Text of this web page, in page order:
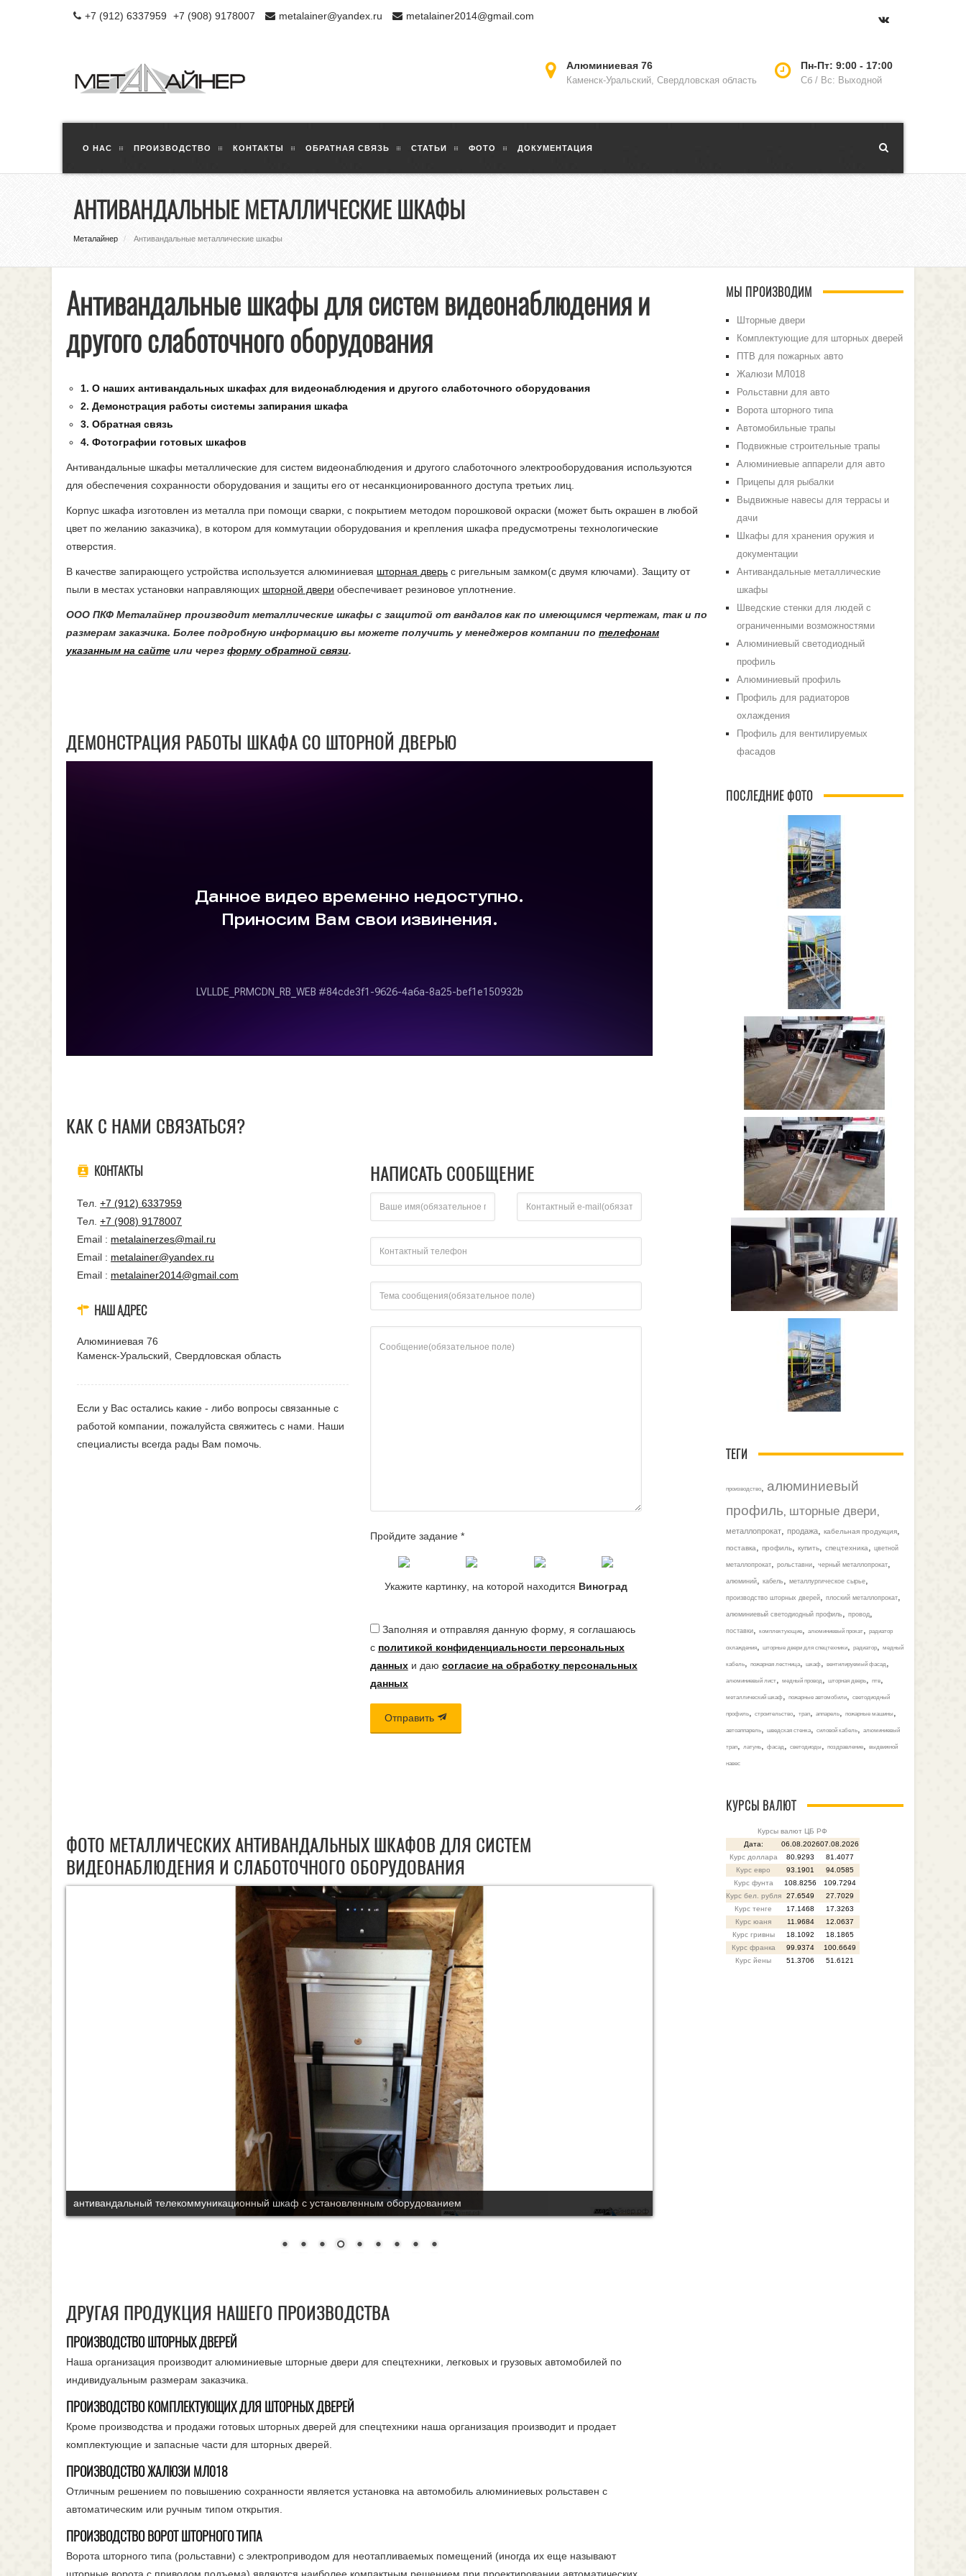
+7 (912) 6337959 +7 (908) 9178007 metalainer@yandex.ru metalainer2014@gmail.com
Пн-Пт: 9:00 - 17:00
Сб / Вс: Выходной
Алюминиевая 76
Каменск-Уральский, Свердловская область
О НАС ПРОИЗВОДСТВО КОНТАКТЫ ОБРАТНАЯ СВЯЗЬ СТАТЬИ ФОТО ДОКУМЕНТАЦИЯ
АНТИВАНДАЛЬНЫЕ МЕТАЛЛИЧЕСКИЕ ШКАФЫ
Металайнер Антивандальные металлические шкафы
Антивандальные шкафы для систем видеонаблюдения и
другого слаботочного оборудования
1. О наших антивандальных шкафах для видеонаблюдения и другого слаботочного оборудования
2. Демонстрация работы системы запирания шкафа
3. Обратная связь
4. Фотографии готовых шкафов
Антивандальные шкафы металлические для систем видеонаблюдения и другого слаботочного электрооборудования используются
для обеспечения сохранности оборудования и защиты его от несанкционированного доступа третьих лиц.
Корпус шкафа изготовлен из металла при помощи сварки, с покрытием методом порошковой окраски (может быть окрашен в любой
цвет по желанию заказчика), в котором для коммутации оборудования и крепления шкафа предусмотрены технологические
отверстия.
В качестве запирающего устройства используется алюминиевая шторная дверь с ригельным замком(с двумя ключами). Защиту от
пыли в местах установки направляющих шторной двери обеспечивает резиновое уплотнение.
ООО ПКФ Металайнер производит металлические шкафы с защитой от вандалов как по имеющимся чертежам, так и по
размерам заказчика. Более подробную информацию вы можете получить у менеджеров компании по телефонам
указанным на сайте или через форму обратной связи.
ДЕМОНСТРАЦИЯ РАБОТЫ ШКАФА СО ШТОРНОЙ ДВЕРЬЮ
КАК С НАМИ СВЯЗАТЬСЯ?
КОНТАКТЫ
Тел. +7 (912) 6337959
Тел. +7 (908) 9178007
Email : metalainerzes@mail.ru
Email : metalainer@yandex.ru
Email : metalainer2014@gmail.com
НАШ АДРЕС
Алюминиевая 76
Каменск-Уральский, Свердловская область
Если у Вас остались какие - либо вопросы связанные с
работой компании, пожалуйста свяжитесь с нами. Наши
специалисты всегда рады Вам помочь.
НАПИСАТЬ СООБЩЕНИЕ
Пройдите задание *
Укажите картинку, на которой находится Виноград
Заполняя и отправляя данную форму, я соглашаюсь
с политикой конфиденциальности персональных
данныхи даю согласие на обработку персональных
данных
Отправить
ФОТО МЕТАЛЛИЧЕСКИХ АНТИВАНДАЛЬНЫХ ШКАФОВ ДЛЯ СИСТЕМ
ВИДЕОНАБЛЮДЕНИЯ И СЛАБОТОЧНОГО ОБОРУДОВАНИЯ
малый антивандальный шкаф
ДРУГАЯ ПРОДУКЦИЯ НАШЕГО ПРОИЗВОДСТВА
ПРОИЗВОДСТВО ШТОРНЫХ ДВЕРЕЙ
Наша организация производит алюминиевые шторные двери для спецтехники, легковых и грузовых автомобилей по
индивидуальным размерам заказчика.
ПРОИЗВОДСТВО КОМПЛЕКТУЮЩИХ ДЛЯ ШТОРНЫХ ДВЕРЕЙ
Кроме производства и продажи готовых шторных дверей для спецтехники наша организация производит и продает
комплектующие и запасные части для шторных дверей.
ПРОИЗВОДСТВО ЖАЛЮЗИ МЛ018
Отличным решением по повышению сохранности является установка на автомобиль алюминиевых рольставен с
автоматическим или ручным типом открытия.
ПРОИЗВОДСТВО ВОРОТ ШТОРНОГО ТИПА
Ворота шторного типа (рольставни) с электроприводом для неотапливаемых помещений (иногда их еще называют
МЫ ПРОИЗВОДИМ
Шторные двери
Комплектующие для шторных дверей
ПТВ для пожарных авто
Жалюзи МЛ018
Рольставни для авто
Ворота шторного типа
Автомобильные трапы
Подвижные строительные трапы
Алюминиевые аппарели для авто
Прицепы для рыбалки
Выдвижные навесы для террасы и
дачи
Шкафы для хранения оружия и
документации
Антивандальные металлические
шкафы
Шведские стенки для людей с
ограниченными возможностями
Алюминиевый светодиодный
профиль
Алюминиевый профиль
Профиль для радиаторов
охлаждения
Профиль для вентилируемых
фасадов
ПОСЛЕДНИЕ ФОТО
ТЕГИ
производство, алюминиевый
профиль шторные двери
металлопрокат, продажа, кабельная продукция,
поставка профиль, купить, спецтехника
цветной
металлопрокат, рольставни, черный металлопрокат,
алюминий, кабель, металлургическое сырье,
производство шторных дверей, плоский металлопрокат,
алюминиевый светодиодный профиль, провод,
поставки, комплектующие, алюминиевый прокат, радиатор
охлаждения, шторные двери для спецтехники, радиатор, медный
кабель, пожарная лестница, шкаф, вентилируемый фасад
алюминиевый лист, медный провод шторная дверь, птв,
металлический шкаф, пожарные автомобили, светодиодный
профиль, строительство, трап, аппарель, пожарные машины,
автоаппарель, шведская стенка, силовой кабель, алюминиевый
трап, латунь, фасад светодиоды, поздравление, выдвижной
навес
КУРСЫ ВАЛЮТ
Курсы валют ЦБ РФ
Дата:
06.08.202607.08.2026
Курс доллара
80.9293
81.4077
Курс евро
93.1901
94.0585
Курс фунта
108.8256
109.7294
Курс бел. рубля 27.6549
27.7029
Курс тенге
17.1468
17.3263
Курс юаня
11.9684
12.0637
Курс гривны
18.1092
18.1865
Курс франка
99.9374
100.6649
Курс йены
51.3706 51.6121